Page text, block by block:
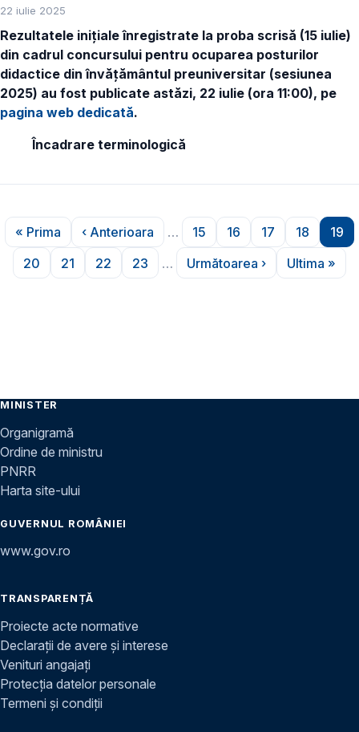
22 iulie 2025
Rezultatele inițiale înregistrate la proba scrisă (15 iulie)
din cadrul concursului pentru ocuparea posturilor
didactice din învățământul preuniversitar (sesiunea
2025) au fost publicate astăzi, 22 iulie (ora 11:00), pe
pagina web dedicată.
Încadrare terminologică
Paginare
Prima pagină
« Prima
Pagina anterioară
‹ Anterioara …
Pagina
15
Pagina
16
Pagina
17
Pagina
18 19
Pagina
20
Pagina
21
Pagina
22
Pagina
23 …
Pagina următoare
Următoarea ›
Ultima
Ultima »
MINISTER
Organigramă
Ordine de ministru
PNRR
Harta site-ului
GUVERNUL ROMÂNIEI
www.gov.ro
TRANSPARENȚĂ
Proiecte acte normative
Declarații de avere și interese
Venituri angajați
Protecția datelor personale
Termeni și condiții